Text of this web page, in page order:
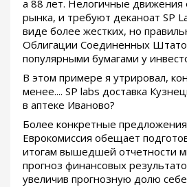
а 88 лет. Нелогичные движения
рынка, и требуют деканоат SP
виде более жестких, но
Облигации Соединенных
популярными бумагами у
В этом примере я утрировал,
менее.... SP labs доставка
в аптеке Иваново?
Более конкретные
Еврокомиссия обещает
итогам вышедшей отчетности
прогноз финансовых
увеличив прогнозную долю